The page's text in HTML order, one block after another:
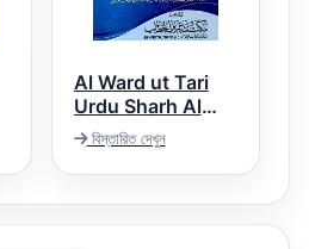
Al Ward ut Tari
Urdu Sharh Al
Tirmizi الورد الطری
اردو شرح جامع
الترمذی
বিস্তারিত দেখুন